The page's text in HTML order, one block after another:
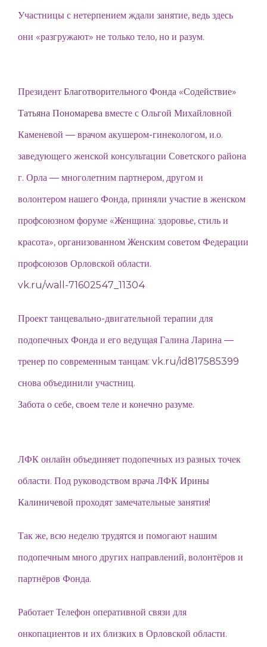
Участницы с нетерпением ждали занятие, ведь здесь
они «разгружают» не только тело, но и разум.
Президент Благотворительного Фонда «Содействие»
Татьяна Пономарева вместе с Ольгой Михайловной
Каменевой — врачом акушером-гинекологом, и.о.
заведующего женской консультации Советского района
г. Орла — многолетним партнером, другом и
волонтером нашего Фонда, приняли участие в женском
профсоюзном форуме «Женщина: здоровье, стиль и
красота», организованном Женским советом Федерации
профсоюзов Орловской области.
vk.ru/wall-71602547_11304
Проект танцевально-двигательной терапии для
подопечных Фонда и его ведущая Галина Ларина —
тренер по современным танцам: vk.ru/id817585399
снова объединили участниц.
Забота о себе, своем теле и конечно разуме.
ЛФК онлайн объединяет подопечных из разных точек
области. Под руководством врача ЛФК Ирины
Калиничевой проходят замечательные занятия!
Так же, всю неделю трудятся и помогают нашим
подопечным много других направлений, волонтёров и
партнёров Фонда.
Работает Телефон оперативной связи для
онкопациентов и их близких в Орловской области.